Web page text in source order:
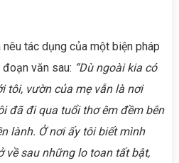
nêu tác dụng của một biện pháp
văn sau: “Dù ngoài kia có
tôi, vườn của mẹ vẫn là nơi
đã đi qua tuổi thơ êm đềm bên
lành. Ở nơi ấy tôi biết mình
về sau những lo toan tất bật,